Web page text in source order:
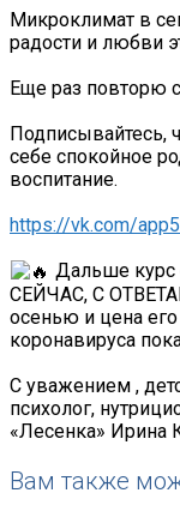
Микроклимат в
радости и любви
Еще раз повторю
Подписывайтесь,
себе спокойное
воспитание.
https://vk.com/
Дальше
СЕЙЧАС, С
осенью и цена его
коронавируса
С уважением ,
психолог,
«Лесенка» Ирина
Вам также